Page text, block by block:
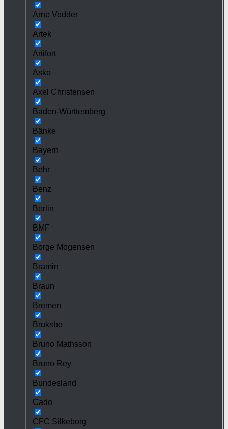
Arne Vodder
Artek
Artifort
Asko
Axel Christensen
Baden-Württemberg
Bänke
Bayern
Behr
Benz
Berlin
BMF
Borge Mogensen
Bramin
Braun
Bremen
Bruksbo
Bruno Mathsson
Bruno Rey
Bundesland
Cado
CFC Silkeborg